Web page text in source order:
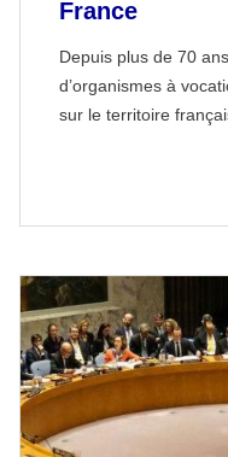
France
Depuis plus de 70
d’organismes à
sur le territoire